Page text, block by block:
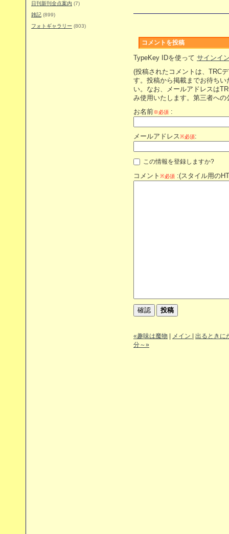
日刊新刊全点案内 (7)
雑記 (899)
フォトギャラリー (803)
コメントを投稿
TypeKey IDを使って サインイ
(投稿されたコメントは、TRC
す。投稿から掲載までお待ち
い。なお、メールアドレスは
み使用いたします。第三者へ
お名前※必須 :
メールアドレス※必須:
この情報を登録しますか?
コメント ※必須 :(スタイル用の
«趣味は魔物 メイン
出るときに
分～»